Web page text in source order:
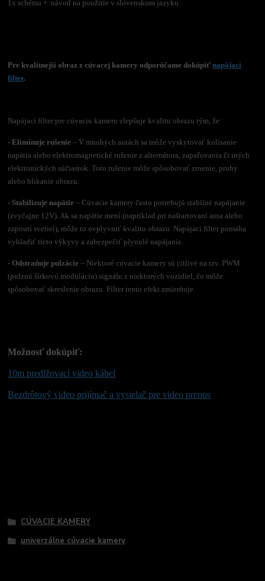
1x schéma + návod na použitie v slovenskom jazyku
Pre kvalitnejší obraz z cúvacej kamery odporúčame dokúpiťnapájací
filter.
Napájací filter pre cúvaciu kameru zlepšuje kvalitu obrazu tým, že:
- Eliminuje rušenie – V mnohých autách sa môže vyskytovať kolísanie
napätia alebo elektromagnetické rušenie z alternátora, zapaľovania či iných
elektronických súčiastok. Toto rušenie môže spôsobovať zrnenie, pruhy
alebo blikanie obrazu.
- Stabilizuje napätie – Cúvacie kamery často potrebujú stabilné napájanie
(zvyčajne 12V). Ak sa napätie mení (napríklad pri naštartovaní auta alebo
zapnutí svetiel), môže to ovplyvniť kvalitu obrazu. Napájací filter pomáha
vyhladiť tieto výkyvy a zabezpečiť plynulé napájanie.
- Odstraňuje pulzácie – Niektoré cúvacie kamery sú citlivé na tzv. PWM
(pulznú šírkovú moduláciu) signálu z niektorých vozidiel, čo môže
spôsobovať skreslenie obrazu. Filter tento efekt zmierňuje.
Možnosť dokúpiť:
10m predlžovací video kábel
Bezdrôtový video prijímač a vysielač pre video prenos
CÚVACIE KAMERY
univerzálne cúvacie kamery